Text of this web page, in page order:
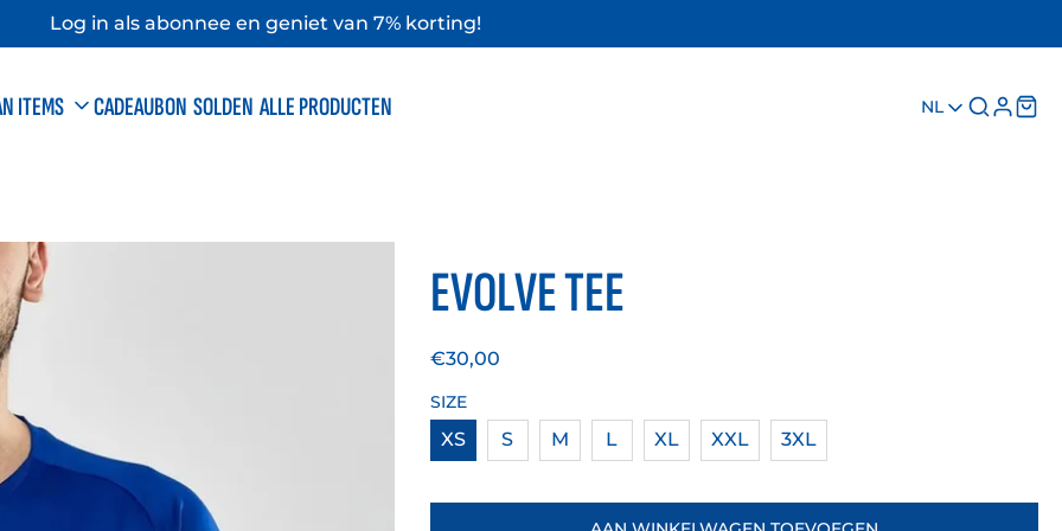
Log in als abonnee en geniet van 7% korting!
ITEMS CADEAUBON SOLDEN ALLE PRODUCTEN NL
EVOLVE TEE
Normale
€30,00
SIZE
XS S M L XL XXL 3XL